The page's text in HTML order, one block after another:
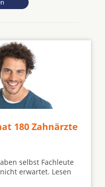
180 Zahnärzte
selbst Fachleute
erwartet. Lesen